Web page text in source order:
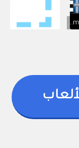
👮 POCOYO & NINA EPISODIOS COMPLETOS - La Policía nos cuida 123 min | CARICATURAS y DIBUJOS ANIMADOS